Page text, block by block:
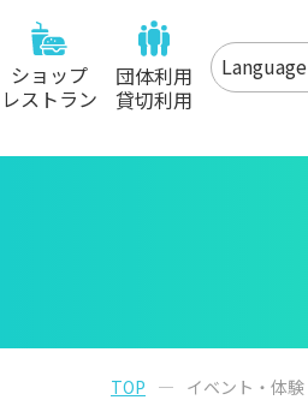
ショップ
レストラン
団体利用
貸切利用
Language
TOP イベント・体験